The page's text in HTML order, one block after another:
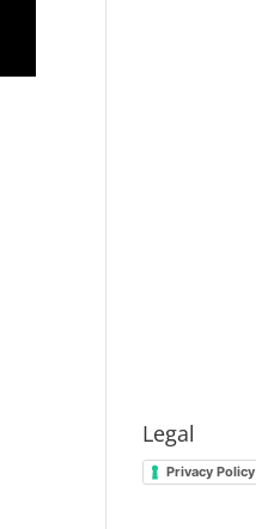
Legal
Privacy Policy